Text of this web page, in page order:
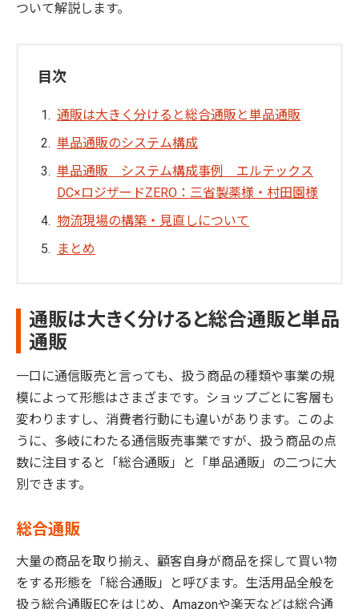
ついて解説します。
目次
通販は大きく分けると総合通販と単品通販
単品通販のシステム構成
単品通販 システム構成事例 エルテックス
DC×ロジザードZERO：三省製薬様・村田園様
物流現場の構築・見直しについて
まとめ
通販は大きく分けると総合通販と単品
通販
一口に通信販売と言っても、扱う商品の種類や事業の規
模によって形態はさまざまです。ショップごとに客層も
変わりますし、消費者行動にも違いがあります。このよ
うに、多岐にわたる通信販売事業ですが、扱う商品の点
数に注目すると「総合通販」と「単品通販」の二つに大
別できます。
総合通販
大量の商品を取り揃え、顧客自身が商品を探して買い物
をする形態を「総合通販」と呼びます。生活用品全般を
扱う総合通販ECをはじめ、Amazonや楽天などは総合通